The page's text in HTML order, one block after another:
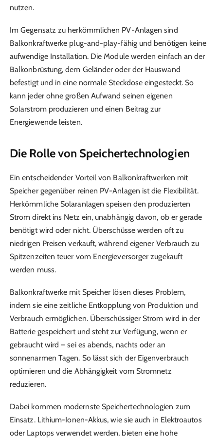
nutzen.
Im Gegensatz zu herkömmlichen PV-Anlagen sind
Balkonkraftwerke plug-and-play-fähig und benötigen keine
aufwendige Installation. Die Module werden einfach an der
Balkonbrüstung, dem Geländer oder der Hauswand
befestigt und in eine normale Steckdose eingesteckt. So
kann jeder ohne großen Aufwand seinen eigenen
Solarstrom produzieren und einen Beitrag zur
Energiewende leisten.
Die Rolle von Speichertechnologien
Ein entscheidender Vorteil von Balkonkraftwerken mit
Speicher gegenüber reinen PV-Anlagen ist die Flexibilität.
Herkömmliche Solaranlagen speisen den produzierten
Strom direkt ins Netz ein, unabhängig davon, ob er gerade
benötigt wird oder nicht. Überschüsse werden oft zu
niedrigen Preisen verkauft, während eigener Verbrauch zu
Spitzenzeiten teuer vom Energieversorger zugekauft
werden muss.
Balkonkraftwerke mit Speicher lösen dieses Problem,
indem sie eine zeitliche Entkopplung von Produktion und
Verbrauch ermöglichen. Überschüssiger Strom wird in der
Batterie gespeichert und steht zur Verfügung, wenn er
gebraucht wird – sei es abends, nachts oder an
sonnenarmen Tagen. So lässt sich der Eigenverbrauch
optimieren und die Abhängigkeit vom Stromnetz
reduzieren.
Dabei kommen modernste Speichertechnologien zum
Einsatz. Lithium-Ionen-Akkus, wie sie auch in Elektroautos
oder Laptops verwendet werden, bieten eine hohe